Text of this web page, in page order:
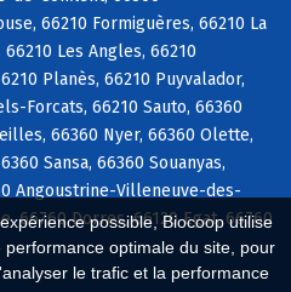
possible, Biocoop utilise
optimale du site, pour
le trafic et la performance
66210 Formiguères, 66210 La
Les Angles, 66210
Planès, 66210 Puyvalador,
Forcats, 66210 Sauto, 66360
66360 Nyer, 66360 Olette,
Sansa, 66360 Souanyas,
Angoustrine-Villeneuve-des-
66760 Dorres, 66120 Egat, 66760